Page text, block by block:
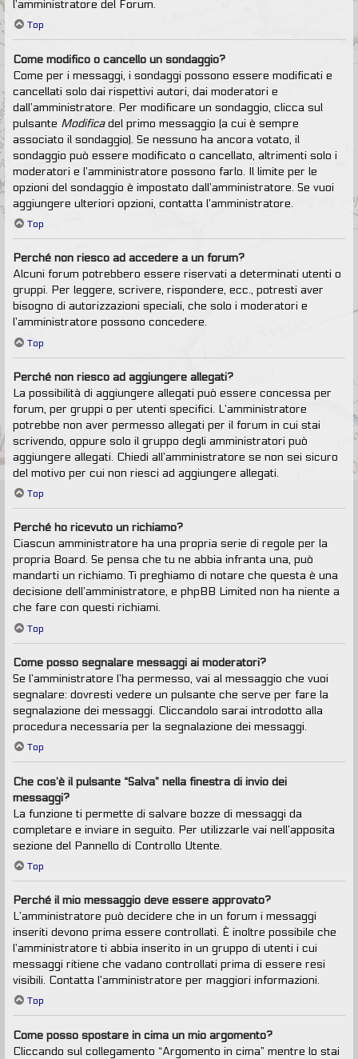
l’amministratore del Forum.
Top
Come modifico o cancello un sondaggio?
Come per i messaggi, i sondaggi possono essere modificati e
cancellati solo dai rispettivi autori, dai moderatori e
dall’amministratore. Per modificare un sondaggio, clicca sul
pulsante Modificadel primo messaggio (a cui è sempre
associato il sondaggio). Se nessuno ha ancora votato, il
sondaggio può essere modificato o cancellato, altrimenti solo i
moderatori e l’amministratore possono farlo. Il limite per le
opzioni del sondaggio è impostato dall’amministratore. Se vuoi
aggiungere ulteriori opzioni, contatta l’amministratore.
Top
Perché non riesco ad accedere a un forum?
Alcuni forum potrebbero essere riservati a determinati utenti o
gruppi. Per leggere, scrivere, rispondere, ecc., potresti aver
bisogno di autorizzazioni speciali, che solo i moderatori e
l’amministratore possono concedere.
Top
Perché non riesco ad aggiungere allegati?
La possibilità di aggiungere allegati può essere concessa per
forum, per gruppi o per utenti specifici. L’amministratore
potrebbe non aver permesso allegati per il forum in cui stai
scrivendo, oppure solo il gruppo degli amministratori può
aggiungere allegati. Chiedi all’amministratore se non sei sicuro
del motivo per cui non riesci ad aggiungere allegati.
Top
Perché ho ricevuto un richiamo?
Ciascun amministratore ha una propria serie di regole per la
propria Board. Se pensa che tu ne abbia infranta una, può
mandarti un richiamo. Ti preghiamo di notare che questa è una
decisione dell’amministratore, e phpBB Limited non ha niente a
che fare con questi richiami.
Top
Come posso segnalare messaggi ai moderatori?
Se l’amministratore l’ha permesso, vai al messaggio che vuoi
segnalare: dovresti vedere un pulsante che serve per fare la
segnalazione dei messaggi. Cliccandolo sarai introdotto alla
procedura necessaria per la segnalazione dei messaggi.
Top
Che cos’è il pulsante “Salva” nella finestra di invio dei
messaggi?
La funzione ti permette di salvare bozze di messaggi da
completare e inviare in seguito. Per utilizzarle vai nell’apposita
sezione del Pannello di Controllo Utente.
Top
Perché il mio messaggio deve essere approvato?
L’amministratore può decidere che in un forum i messaggi
inseriti devono prima essere controllati. È inoltre possibile che
l’amministratore ti abbia inserito in un gruppo di utenti i cui
messaggi ritiene che vadano controllati prima di essere resi
visibili. Contatta l’amministratore per maggiori informazioni.
Top
Come posso spostare in cima un mio argomento?
Cliccando sul collegamento “Argomento in cima” mentre lo stai